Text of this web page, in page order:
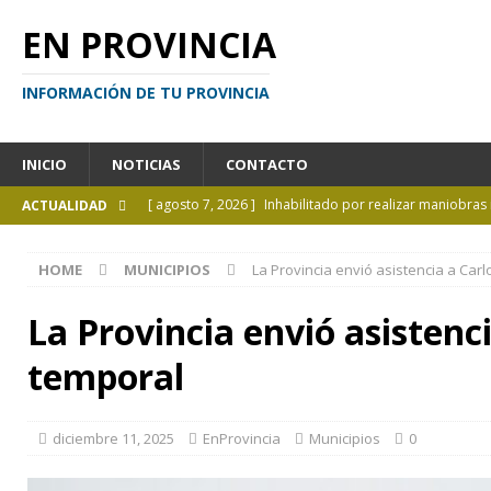
EN PROVINCIA
INFORMACIÓN DE TU PROVINCIA
INICIO NOTICIAS CONTACTO
ACTUALIDAD [ agosto 7, 2026 ] Inhabilitado por realizar
[ agosto 7, 2026 ] Borges sobre Almafuerte en la
[ agosto 6, 2026 ]
Calendario de eventos turísticos
HOME MUNICIPIOS La Provincia envió asistencia a
La Provincia envió
temporal
diciembre 11, 2025 EnProvincia Municipios 0